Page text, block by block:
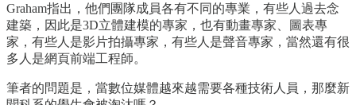
Graham指出，他們團隊成員各有不同的專業，有些人過去念
建築，因此是3D立體建模的專家，也有動畫專家、圖表專
家，有些人是影片拍攝專家，有些人是聲音專家，當然還有很
多人是網頁前端工程師。
筆者的問題是，當數位媒體越來越需要各種技術人員，那麼新